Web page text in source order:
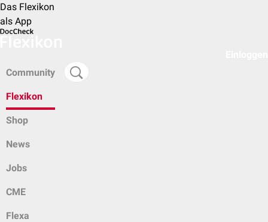
Das Flexikon
als App
Community
Flexikon
Shop
News
Jobs
CME
Flexa